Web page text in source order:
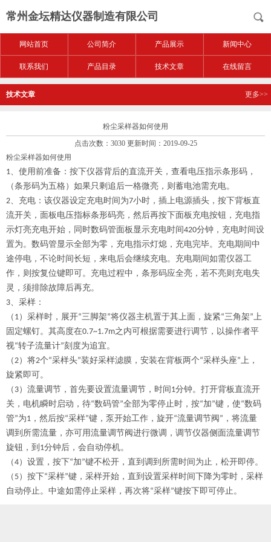
常州金坛精达仪器制造有限公司
网站首页 公司简介 产品展示 新闻中心
联系我们 产品目录 技术文章 在线留言
技术文章 更多>>
粉尘采样器如何使用
点击次数：3030 更新时间：2019-09-25
粉尘采样器如何使用
1、使用前准备：按下仪器背后的直流开关，查看电压指示条形码，
（条形码为五格）如果只剩追后一格微亮，则蓄电池需充电。
2、充电：该仪器设定充电时间为7小时，插上电源插头，按下背板直
流开关，面板电压指标条形码亮，然后再按下面板充电按钮，充电指
示灯亮充电开始，同时数码管面板显示充电时间420分钟，充电时间设
置为。数码管显示全部为零，充电指示灯熄，充电完毕。充电期间中
途停电，不论时间长短，来电后会继续充电。充电期间如需仪器工
作，则按复位键即可。充电过程中，条形码应全亮，若不亮则充电失
灵，须排除故障后再充。
3、采样：
（1）采样时，展开“三脚架”将仪器主机置于其上面，旋紧“三角架”上
固定螺钉。其高度在0.7~1.7m之内可根据需要进行调节，以操作者平
视“转子流量计”刻度为追宜。
（2）将2个“采样头”装好采样滤膜，安装在背板两个“采样头座”上，
旋紧即可。
（3）流量调节，首先要设置流量调节，时间1分钟。打开背板直流开
关，电机瞬时启动，待“数码管”全部为零停止时，按“加”键，使“数码
管”为1，然后按“采样”键，泵开始工作，旋开“流量调节阀”，将流量
调到所需流量，亦可用流量调节阀进行微调，调节仪器侧面流量调节
旋钮，到1分钟后，会自动停机。
（4）设置，按下“加”键不松开，直到调到所需时间为止，松开即停。
（5）按下“采样”键，采样开始，直到设置采样时间下降为零时，采样
自动停止。中途如需停止采样，再次将“采样”键按下即可停止。